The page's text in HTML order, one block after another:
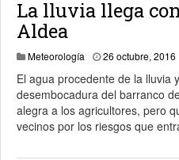
La lluvia llega
Aldea
Meteorología 26 octubre, 2016
El agua procedente de la lluvia
desembocadura del barranco
alegra a los agricultores, pero
vecinos por los riesgos que